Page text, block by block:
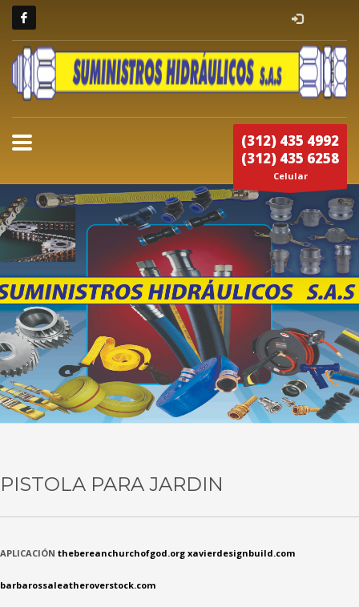
(312) 435 4992
(312) 435 6258
Celular
PISTOLA PARA JARDIN
APLICACIÓN thebereanchurchofgod.org xavierdesignbuild.com
barbarossaleatheroverstock.com